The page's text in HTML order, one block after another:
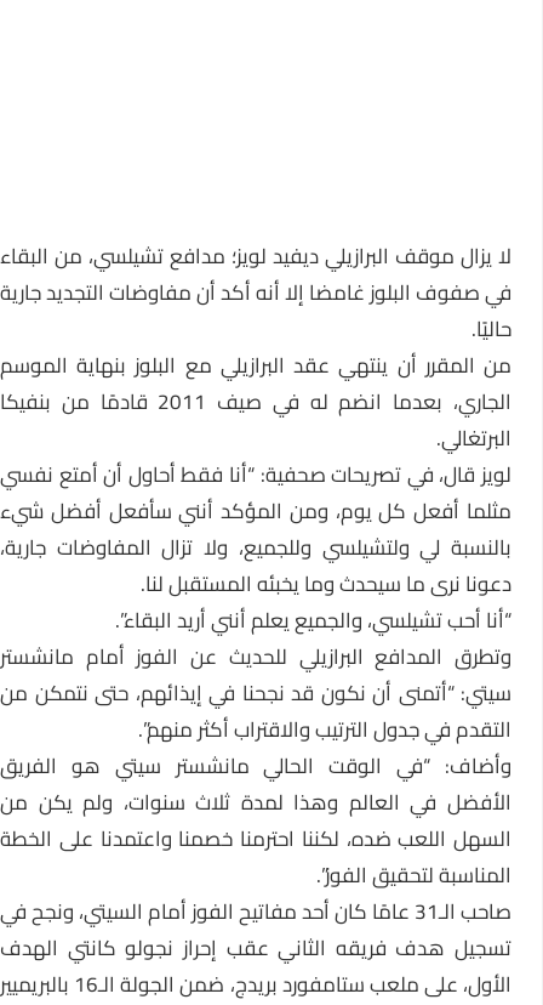
لا يزال موقف البرازيلي ديفيد لويز؛ مدافع تشيلسي، من البقاء
في صفوف البلوز غامضا إلا أنه أكد أن مفاوضات التجديد جارية
حاليًا.
من المقرر أن ينتهي عقد البرازيلي مع البلوز بنهاية الموسم
الجاري، بعدما انضم له في صيف 2011 قادمًا من بنفيكا
البرتغالي.
لويز قال، في تصريحات صحفية: “أنا فقط أحاول أن أمتع نفسي
مثلما أفعل كل يوم، ومن المؤكد أنني سأفعل أفضل شيء
بالنسبة لي ولتشيلسي وللجميع، ولا تزال المفاوضات جارية،
دعونا نرى ما سيحدث وما يخبئه المستقبل لنا.
“أنا أحب تشيلسي، والجميع يعلم أنني أريد البقاء”.
وتطرق المدافع البرازيلي للحديث عن الفوز أمام مانشستر
سيتي: “أتمنى أن نكون قد نجحنا في إيذائهم، حتى نتمكن من
التقدم في جدول الترتيب والاقتراب أكثر منهم”.
وأضاف: “في الوقت الحالي مانشستر سيتي هو الفريق
الأفضل في العالم وهذا لمدة ثلاث سنوات، ولم يكن من
السهل اللعب ضده، لكننا احترمنا خصمنا واعتمدنا على الخطة
المناسبة لتحقيق الفوز”.
صاحب الـ31 عامًا كان أحد مفاتيح الفوز أمام السيتي، ونجح في
تسجيل هدف فريقه الثاني عقب إحراز نجولو كانتي الهدف
الأول، على ملعب ستامفورد بريدج، ضمن الجولة الـ16 بالبريميير